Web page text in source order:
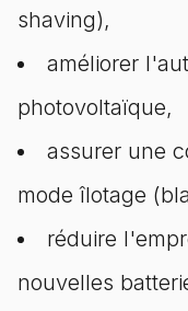
shaving),
améliorer
photovoltaïque,
assurer une
mode îlotage
réduire
nouvelles